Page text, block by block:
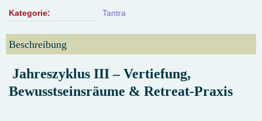
Kategorie:
Tantra
Beschreibung
Jahreszyklus III – Vertiefung,
Bewusstseinsräume & Retreat-Praxis